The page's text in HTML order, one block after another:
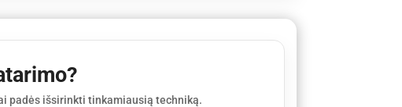
padės išsirinkti tinkamiausią techniką.